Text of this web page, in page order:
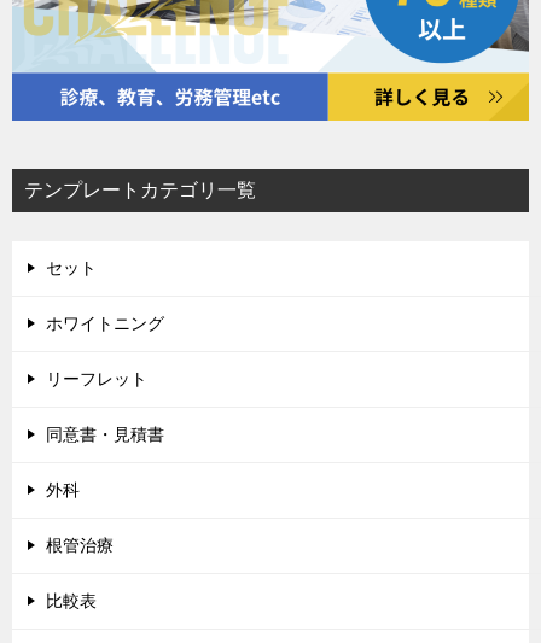
テンプレートカテゴリ一覧
セット
ホワイトニング
リーフレット
同意書・見積書
外科
根管治療
比較表